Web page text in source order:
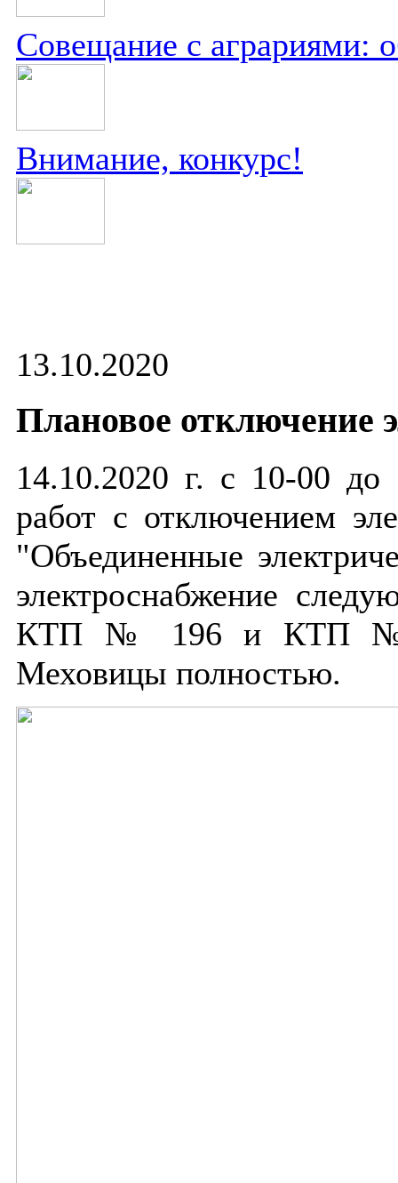
Совещание с аграриями:
Внимание, конкурс!
13.10.2020
Плановое отключение
14.10.2020 г. с 10-00 до
работ с отключением
"Объединенные
электроснабжение
КТП № 196 и КТП №
Меховицы полностью.